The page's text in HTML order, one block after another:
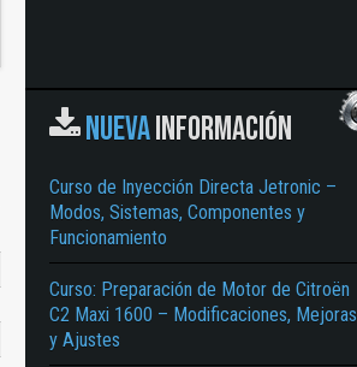
NUEVAINFORMACIÓN
Curso de Inyección Directa Jetronic –
Modos, Sistemas, Componentes y
Funcionamiento
Curso: Preparación de Motor de Citroën
C2 Maxi 1600 – Modificaciones, Mejoras
y Ajustes